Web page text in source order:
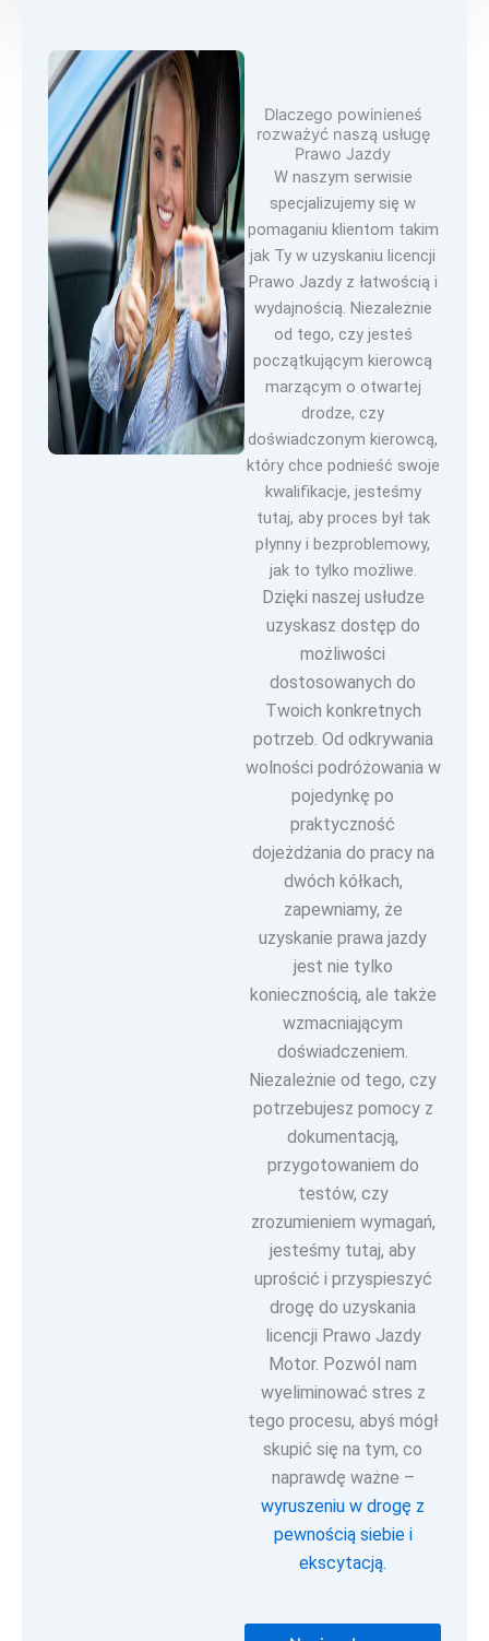
Dlaczego powinieneś
rozważyć naszą usługę
Prawo Jazdy
W naszym serwisie
specjalizujemy się w
pomaganiu klientom takim
jak Ty w uzyskaniu licencji
Prawo Jazdy z łatwością i
wydajnością. Niezależnie
od tego, czy jesteś
początkującym kierowcą
marzącym o otwartej
drodze, czy
doświadczonym kierowcą,
który chce podnieść swoje
kwalifikacje, jesteśmy
tutaj, aby proces był tak
płynny i bezproblemowy,
jak to tylko możliwe.
Dzięki naszej usłudze
uzyskasz dostęp do
możliwości
dostosowanych do
Twoich konkretnych
potrzeb. Od odkrywania
wolności podróżowania w
pojedynkę po
praktyczność
dojeżdżania do pracy na
dwóch kółkach,
zapewniamy, że
uzyskanie prawa jazdy
jest nie tylko
koniecznością, ale także
wzmacniającym
doświadczeniem.
Niezależnie od tego, czy
potrzebujesz pomocy z
dokumentacją,
przygotowaniem do
testów, czy
zrozumieniem wymagań,
jesteśmy tutaj, aby
uprościć i przyspieszyć
drogę do uzyskania
licencji Prawo Jazdy
Motor. Pozwól nam
wyeliminować stres z
tego procesu, abyś mógł
skupić się na tym, co
naprawdę ważne –
wyruszeniu w drogę z
pewnością siebie i
ekscytacją.